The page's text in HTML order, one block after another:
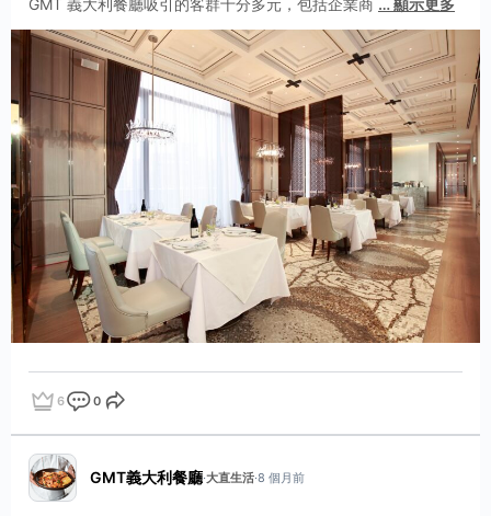
GMT 義大利餐廳吸引的客群十分多元，包括企業商 …顯示更多
點讚 6評論 0分享
GMT義大利餐廳·大直生活·8 個月前